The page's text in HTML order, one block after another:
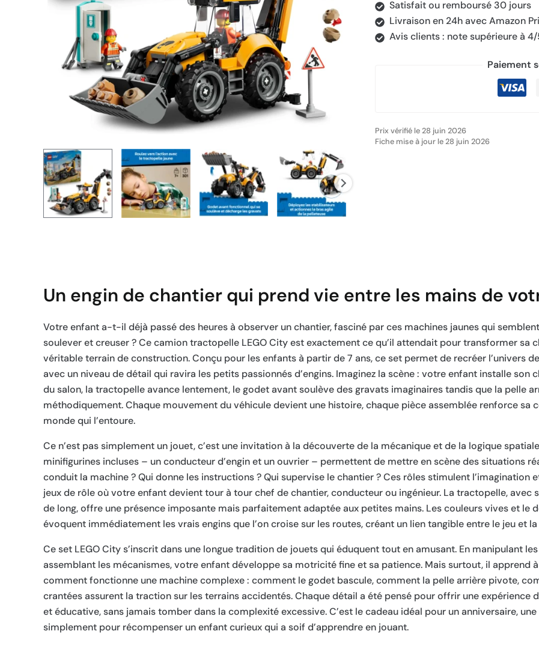
Satisfait ou remboursé 30 jours
Livraison en 24h avec Amazon
Avis clients : note supérieure à
Paiement
Prix vérifié le 28 juin 2026
Fiche mise à jour le 28 juin 2026
Un engin de chantier qui prend vie entre les mains de
Votre enfant a-t-il déjà passé des heures à observer un chantier, fasciné par ces machines jaunes qui
soulever et creuser ? Ce camion tractopelle LEGO City est exactement ce qu’il attendait pour transformer sa
véritable terrain de construction. Conçu pour les enfants à partir de 7 ans, ce set permet de recréer l’univers
avec un niveau de détail qui ravira les petits passionnés d’engins. Imaginez la scène : votre enfant installe son
du salon, la tractopelle avance lentement, le godet avant soulève des gravats imaginaires tandis que la pelle
méthodiquement. Chaque mouvement du véhicule devient une histoire, chaque pièce assemblée renforce sa
monde qui l’entoure.
Ce n’est pas simplement un jouet, c’est une invitation à la découverte de la mécanique et de la logique
minifigurines incluses – un conducteur d’engin et un ouvrier – permettent de mettre en scène des situations
conduit la machine ? Qui donne les instructions ? Qui supervise le chantier ? Ces rôles stimulent l’imagination
jeux de rôle où votre enfant devient tour à tour chef de chantier, conducteur ou ingénieur. La tractopelle, avec
de long, offre une présence imposante mais parfaitement adaptée aux petites mains. Les couleurs vives et le
évoquent immédiatement les vrais engins que l’on croise sur les routes, créant un lien tangible entre le jeu et
Ce set LEGO City s’inscrit dans une longue tradition de jouets qui éduquent tout en amusant. En manipulant
assemblant les mécanismes, votre enfant développe sa motricité fine et sa patience. Mais surtout, il apprend
comment fonctionne une machine complexe : comment le godet bascule, comment la pelle arrière pivote,
crantées assurent la traction sur les terrains accidentés. Chaque détail a été pensé pour offrir une expérience
et éducative, sans jamais tomber dans la complexité excessive. C’est le cadeau idéal pour un anniversaire,
simplement pour récompenser un enfant curieux qui a soif d’apprendre en jouant.